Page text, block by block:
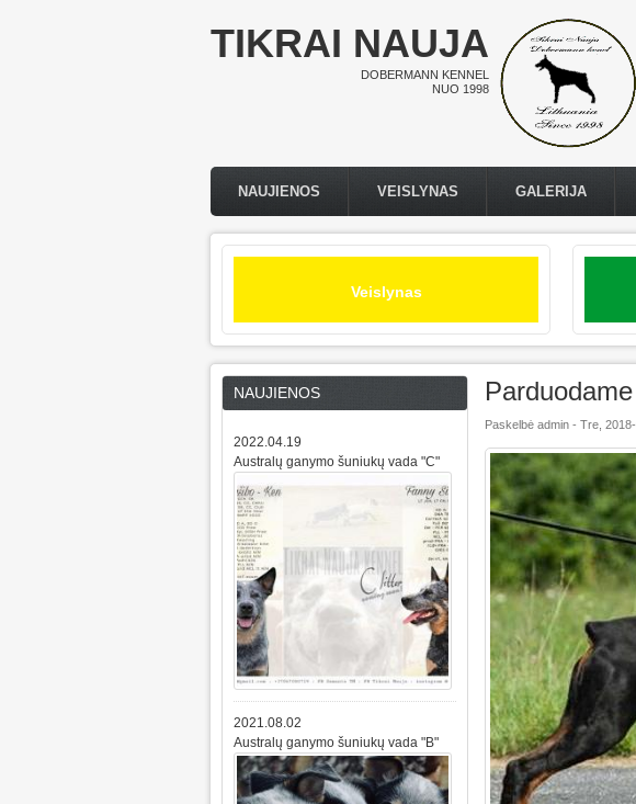
TIKRAI NAUJA
DOBERMANN KENNEL
NUO 1998
Pagrindinis meniu
NAUJIENOS VEISLYNAS GALERIJA
Veislynas
Paskelbė admin - Tre,
NAUJIENOS
2022.04.19
Australų ganymo šuniukų vada "C"
2021.08.02
Australų ganymo šuniukų vada "B"